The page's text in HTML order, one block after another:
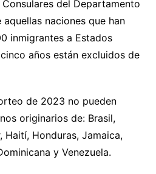
del Departamento
naciones que han
inmigrantes a Estados
años están excluidos de
de 2023 no pueden
originarios de: Brasil,
Haití, Honduras, Jamaica,
y Venezuela.